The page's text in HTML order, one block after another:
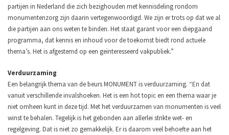
partijen in Nederland die zich bezighouden met kennisdeling rondom
monumentenzorg zijn daarin vertegenwoordigd. We zijn er trots op dat we al
die partijen aan ons weten te binden. Het staat garant voor een diepgaand
programma, dat kennis en inhoud voor de toekomst biedt rond actuele
thema’s. Het is afgestemd op een geïnteresseerd vakpubliek.”
Verduurzaming
Een belangrijk thema van de beurs MONUMENT is verduurzaming. “En dat
vanuit verschillende invalshoeken. Het is een hot topic en een thema waar je
niet omheen kunt in deze tijd. Met het verduurzamen van monumenten is veel
winst te behalen. Tegelijk is het gebonden aan allerlei strikte wet- en
regelgeving. Dat is niet zo gemakkelijk. Er is daarom veel behoefte aan het